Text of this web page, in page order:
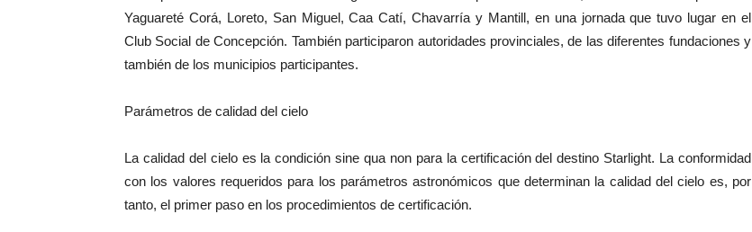
Yaguareté Corá, Loreto, San Miguel, Caa Catí, Chavarría y Mantill, en una jornada que tuvo lugar en el
Club Social de Concepción. También participaron autoridades provinciales, de las diferentes fundaciones y
también de los municipios participantes.
Parámetros de calidad del cielo
La calidad del cielo es la condición sine qua non para la certificación del destino Starlight. La conformidad
con los valores requeridos para los parámetros astronómicos que determinan la calidad del cielo es, por
tanto, el primer paso en los procedimientos de certificación.